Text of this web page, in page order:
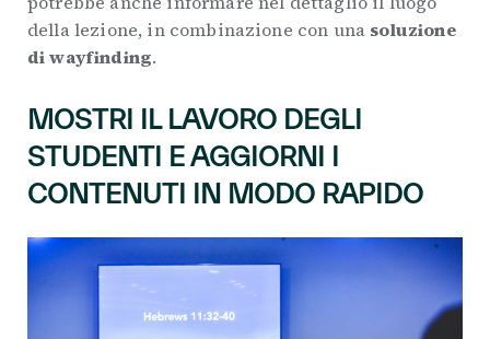
della lezione, in combinazione con una soluzione
di wayfinding.
MOSTRI IL LAVORO DEGLI
STUDENTI E AGGIORNI I
CONTENUTI IN MODO RAPIDO